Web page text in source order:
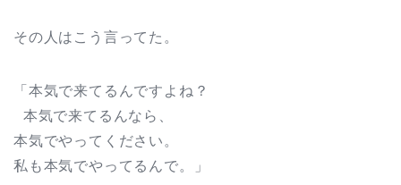
その人はこう言ってた。
「本気で来てるんですよね？
本気で来てるんなら、
本気でやってください。
私も本気でやってるんで。」